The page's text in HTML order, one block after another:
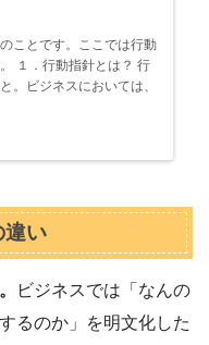
ことです。ここでは行動
１．行動指針とは？ 行
。ビジネスにおいては、
い
ビジネスでは「なんの
るのか」を明文化した